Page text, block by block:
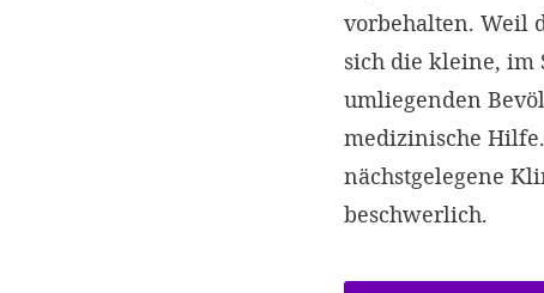
vorbehalten. Weil
sich die kleine, im
umliegenden
medizinische
nächstgelegene
beschwerlich.